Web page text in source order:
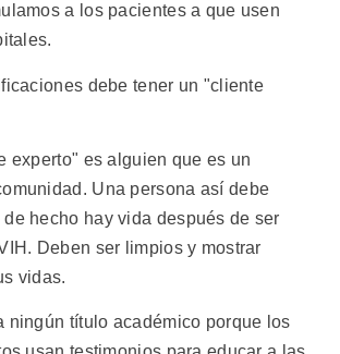
a los pacientes a que usen
debe tener un "cliente
experto" es alguien que es un
Una persona así debe
hecho hay vida después de ser
Deben ser limpios y mostrar
vidas.
ningún título académico porque los